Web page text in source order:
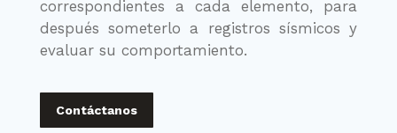
correspondientes a cada elemento, para
después someterlo a registros sísmicos y
evaluar su comportamiento.
Contáctanos